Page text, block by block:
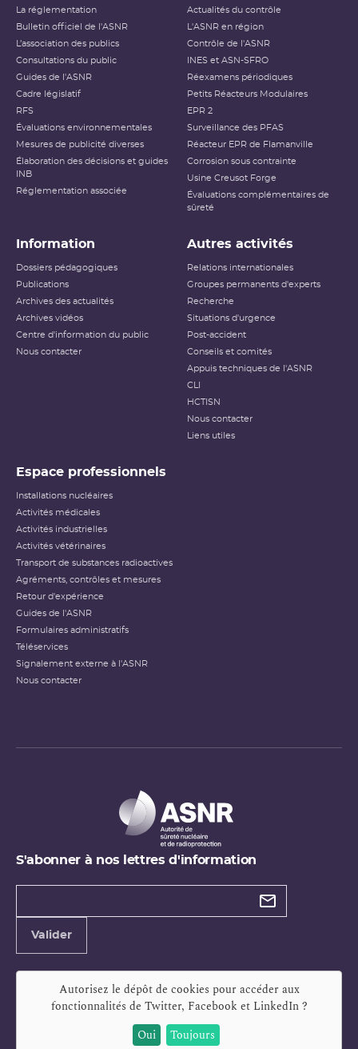
La réglementation
Bulletin officiel de l'ASNR
L’association des publics
Consultations du public
Guides de l'ASNR
Cadre législatif
RFS
Évaluations environnementales
Mesures de publicité diverses
Élaboration des décisions et guides
INB
Réglementation associée
Actualités du contrôle
L'ASNR en région
Contrôle de l'ASNR
INES et ASN-SFRO
Réexamens périodiques
Petits Réacteurs Modulaires
EPR 2
Surveillance des PFAS
Réacteur EPR de Flamanville
Corrosion sous contrainte
Usine Creusot Forge
Évaluations complémentaires de
sûreté
Information
Dossiers pédagogiques
Publications
Archives des actualités
Archives vidéos
Centre d'information du public
Nous contacter
Autres activités
Relations internationales
Groupes permanents d'experts
Recherche
Situations d'urgence
Post-accident
Conseils et comités
Appuis techniques de l'ASNR
CLI
HCTISN
Nous contacter
Liens utiles
Espace professionnels
Installations nucléaires
Activités médicales
Activités industrielles
Activités vétérinaires
Transport de substances radioactives
Agréments, contrôles et mesures
Retour d'expérience
Guides de l'ASNR
Formulaires administratifs
Téléservices
Signalement externe à l'ASNR
Nous contacter
S'abonner à nos lettres d'information
Types de
Valider
Autorisez le dépôt de cookies pour accéder aux
fonctionnalités de Twitter, Facebook et LinkedIn?
Oui
Toujours